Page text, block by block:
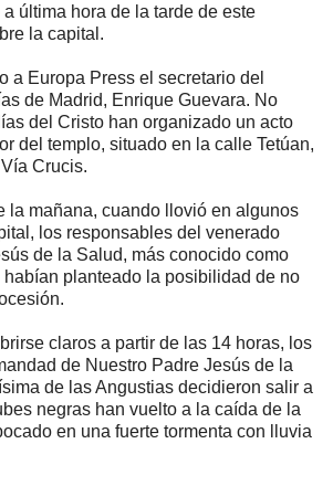
última hora de la tarde de este
la capital.
a Europa Press el secretario del
de Madrid, Enrique Guevara. No
del Cristo han organizado un acto
del templo, situado en la calle Tetúan,
Crucis.
la mañana, cuando llovió en algunos
los responsables del venerado
de la Salud, más conocido como
habían planteado la posibilidad de no
claros a partir de las 14 horas, los
de Nuestro Padre Jesús de la
de las Angustias decidieron salir a
negras han vuelto a la caída de la
en una fuerte tormenta con lluvia